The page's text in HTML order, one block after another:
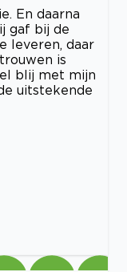
En daarna
gaf bij de
leveren, daar
is
blij met mijn
uitstekende